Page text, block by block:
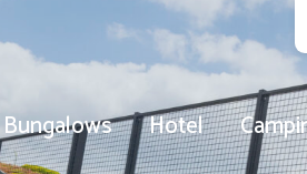
Bungalows Hotel